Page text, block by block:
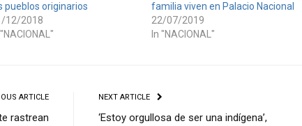
pueblos originarios
12/2018
"NACIONAL"
familia viven en Palacio Nacional
22/07/2019
In "NACIONAL"
ARTICLE
rastrean
NEXT ARTICLE
‘Estoy orgullosa de ser una indígena’,